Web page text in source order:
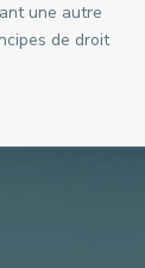
une autre
de droit